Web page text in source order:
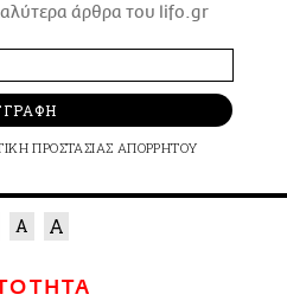
άρθρα του lifo.gr
ΠΡΟΣΤΑΣΙΑΣ ΑΠΟΡΡΗΤΟΥ